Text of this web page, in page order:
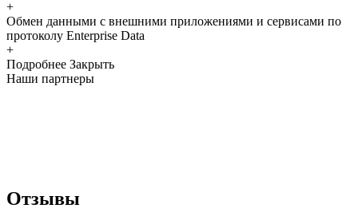
+
Обмен данными с внешними приложениями и сервисами по
протоколу Enterprise Data
+
Подробнее Закрыть
Наши партнеры
Отзывы